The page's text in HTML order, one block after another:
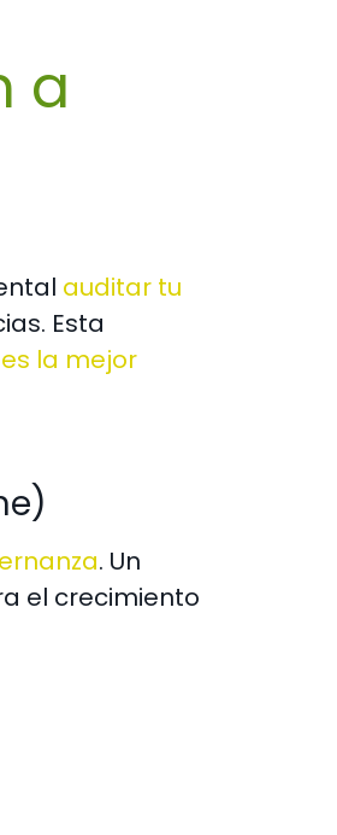
a
auditar tu
Esta
la mejor
. Un
el crecimiento